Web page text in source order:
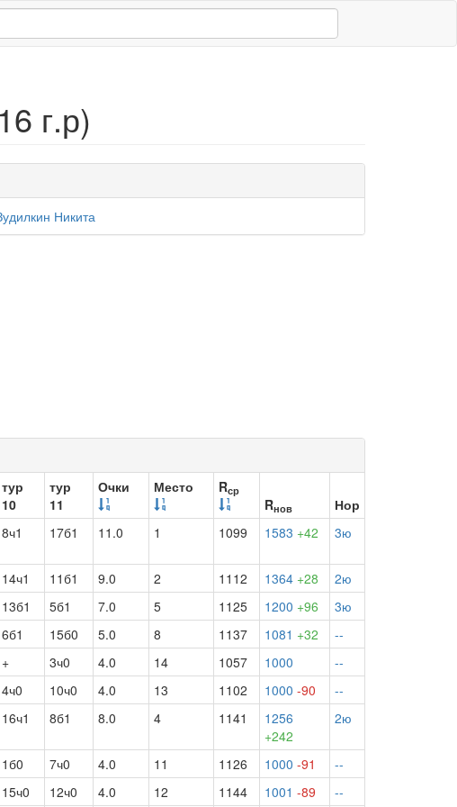
г.р)
Никита
тур
10
тур
11
Очки Место Rср
Rнов
Нор
8ч1 17б1 11.0 1 1099 1583 +42 3ю
14ч1 11б1 9.0 2 1112 1364 +28
2ю
13б1 5б1 7.0 5 1125 1200 +96
3ю
6б1 15б0 5.0 8 1137 1081 +32
--
+ 3ч0 4.0 14 1057 1000
--
4ч0 10ч0 4.0 13 1102 1000 -90
--
16ч1 8б1 8.0 4 1141
1256
+242
2ю
1б0 7ч0 4.0 11 1126 1000 -91
--
15ч0 12ч0 4.0 12 1144 1001 -89 --